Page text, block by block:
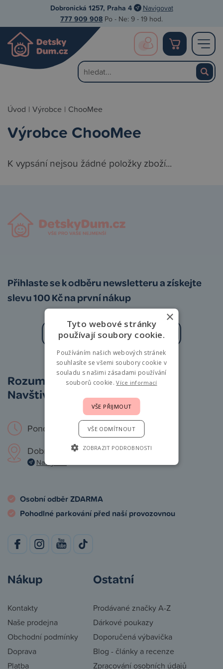
Dobronická 1257, Praha 4 Navigovat
777 909 908 Po - Ne: 9 - 19 hod.
Úvod | Výrobce | ChooMee
Výrobce ChooMee
K vypsání nejsou žádné položky zboží...
Přihlaste se k odběru newsletteru a získejte
slevu 100 Kč na první nákup
Zásady zpracování osobních údajů
Rozumíme vám i miminkům.
Navštivte nás osobně!
Pondělí – Neděle: 9 – 19 hod.
Dobronická 1257, Praha 4
Navigovat
Osobní odběr ZDARMA
Pohodlné parkování před naší provozovnou
Nákup
Kontakty
Naše prodejna
Obchodní podmínky
Doprava
Platba
Ostatní
Prodávané značky A-Z
Dárkové poukazy
Doporučená výbavička
Blog - články a recenze
Zpracování osobních údajů
×
Tyto webové stránky
používají soubory cookie.
Používáním našich webových stránek
souhlasíte se všemi soubory cookie v
souladu s našimi zásadami používání
souborů cookie.Více informací
VŠE PŘIJMOUT
VŠE ODMÍTNOUT
ZOBRAZIT PODROBNOSTI